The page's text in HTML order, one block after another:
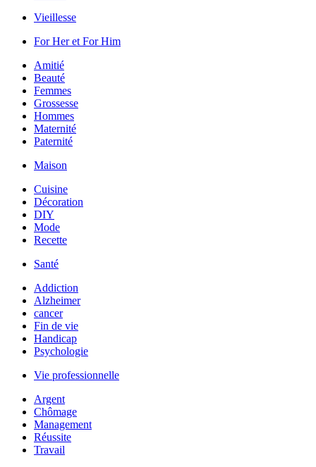
Vieillesse
For Her et For Him
Amitié
Beauté
Femmes
Grossesse
Hommes
Maternité
Paternité
Maison
Cuisine
Décoration
DIY
Mode
Recette
Santé
Addiction
Alzheimer
cancer
Fin de vie
Handicap
Psychologie
Vie professionnelle
Argent
Chômage
Management
Réussite
Travail